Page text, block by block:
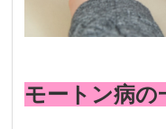
モートン病の